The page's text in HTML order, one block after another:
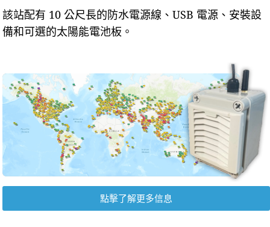
該站配有 10 公尺長的防水電源線、USB 電源、安裝設
備和可選的太陽能電池板。
點擊了解更多信息